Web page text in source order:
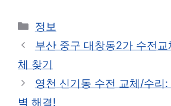
카
테
리
정보
부산 중구 대창동2가 수전교
체 찾기
영천 신기동 수전 교체/수리
벽 해결!